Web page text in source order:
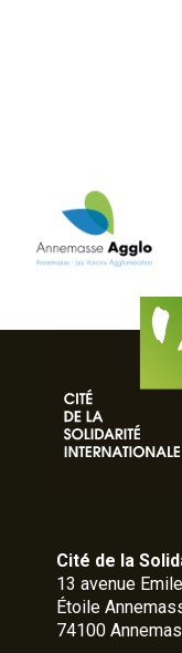
Cité de la
13 avenue
Étoile
74100